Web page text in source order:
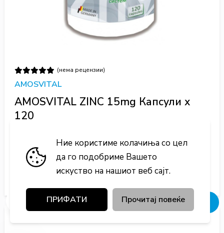
(нема рецензии)
AMOSVITAL
AMOSVITAL ZINC 15mg Капсули х
120
525 ден.
Во кошничка
Ние користиме колачиња со цел
да го подобриме Вашето
искуство на нашиот веб сајт.
ПРИФАТИ Прочитај повеќе
Добивај попусти